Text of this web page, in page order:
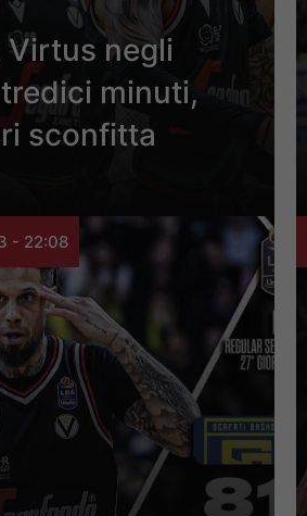
Virtus negli
minuti,
sconfitta
- 22:08